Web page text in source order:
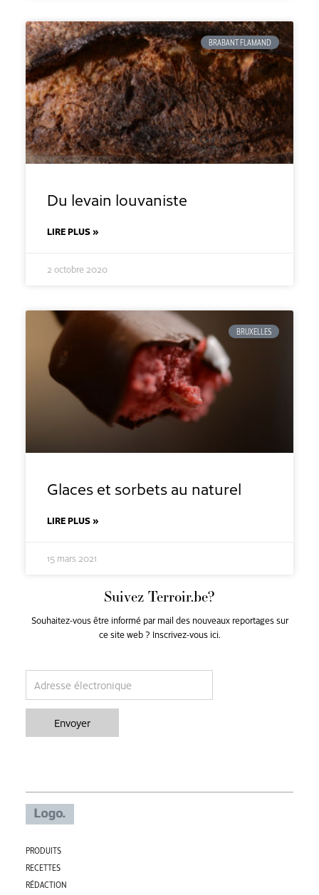
BRABANT FLAMAND
Du levain louvaniste
LIRE PLUS »
2 octobre 2020
BRUXELLES
Glaces et sorbets au naturel
LIRE PLUS »
15 mars 2021
Suivez Terroir.be?
Souhaitez-vous être informé par mail des nouveaux reportages sur
ce site web ? Inscrivez-vous ici.
Envoyer
PRODUITS
RECETTES
RÉDACTION